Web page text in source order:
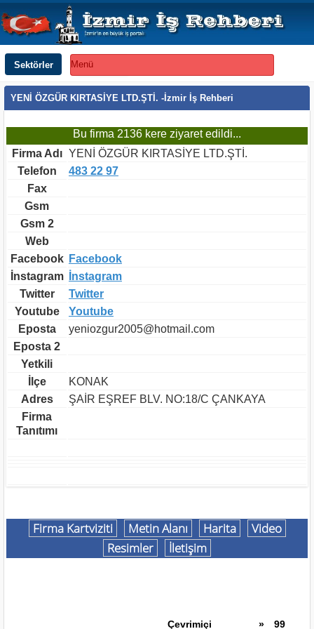
Sektörler Menü
YENİ ÖZGÜR KIRTASİYE LTD.ŞTİ. -İzmir İş Rehberi
Bu firma 2136 kere ziyaret edildi...
Firma Adı YENİ ÖZGÜR KIRTASİYE LTD.ŞTİ.
Telefon
483 22 97
Fax
Gsm
Gsm 2
Web
Facebook Facebook
İnstagram
İnstagram
Twitter
Twitter
Youtube
Youtube
Eposta
yeniozgur2005@hotmail.com
Eposta 2
Yetkili
İlçe
KONAK
Adres
ŞAİR EŞREF BLV. NO:18/C ÇANKAYA
Firma
Tanıtımı
Firma Kartviziti Metin Alanı Harita
Video
Resimler
İletişim
Çevrimiçi » 99